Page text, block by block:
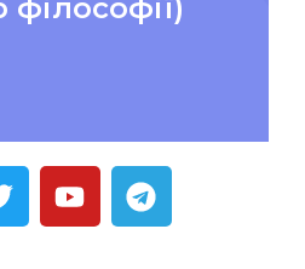
філософії)